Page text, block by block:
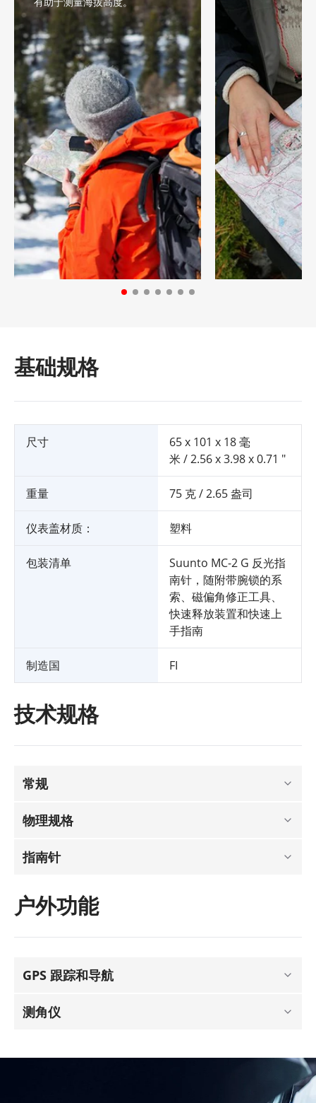
基础规格
尺寸
65 x 101 x 18 毫
米 / 2.56 x 3.98 x 0.71 "
重量 75 克 / 2.65 盎司
仪表盖材质： 塑料
包装清单
Suunto MC-2 G 反光指
南针，随附带腕锁的系
索、磁偏角修正工具、
快速释放装置和快速上
手指南
制造国 FI
技术规格
常规
物理规格
指南针
户外功能
GPS 跟踪和导航
测角仪